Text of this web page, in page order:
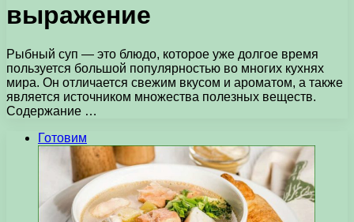
выражение
Рыбный суп — это блюдо, которое уже долгое время
пользуется большой популярностью во многих кухнях
мира. Он отличается свежим вкусом и ароматом, а также
является источником множества полезных веществ.
Содержание …
Готовим